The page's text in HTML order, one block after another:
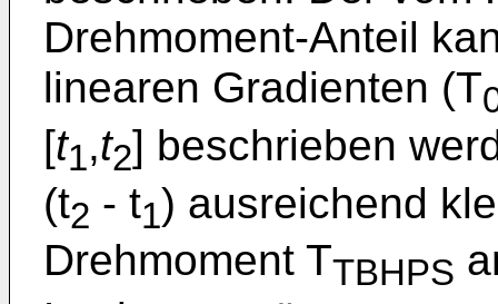
Drehmoment-Anteil
linearen Gradienten (T
[t1,t2] beschrieben
(t2 - t1) ausreichend
Drehmoment TTBHPS